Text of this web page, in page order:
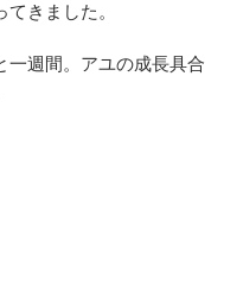
てきました。
一週間。アユの成長具合